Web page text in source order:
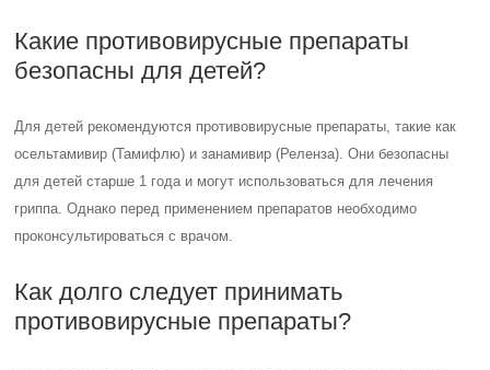
Какие противовирусные препараты
безопасны для детей?
Для детей рекомендуются противовирусные препараты, такие как
осельтамивир (Тамифлю) и занамивир (Реленза). Они безопасны
для детей старше 1 года и могут использоваться для лечения
гриппа. Однако перед применением препаратов необходимо
проконсультироваться с врачом.
Как долго следует принимать
противовирусные препараты?